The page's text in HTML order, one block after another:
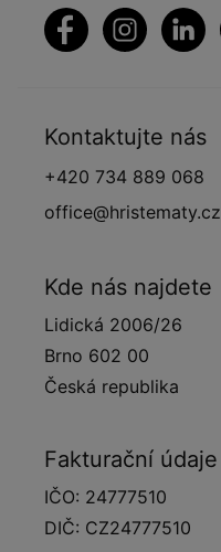
Kontaktujte nás
+420 734 889 068
office@hristematy.cz
Kde nás najdete
Lidická 2006/26
Brno 602 00
Česká republika
Fakturační údaje
IČO: 24777510
DIČ: CZ24777510